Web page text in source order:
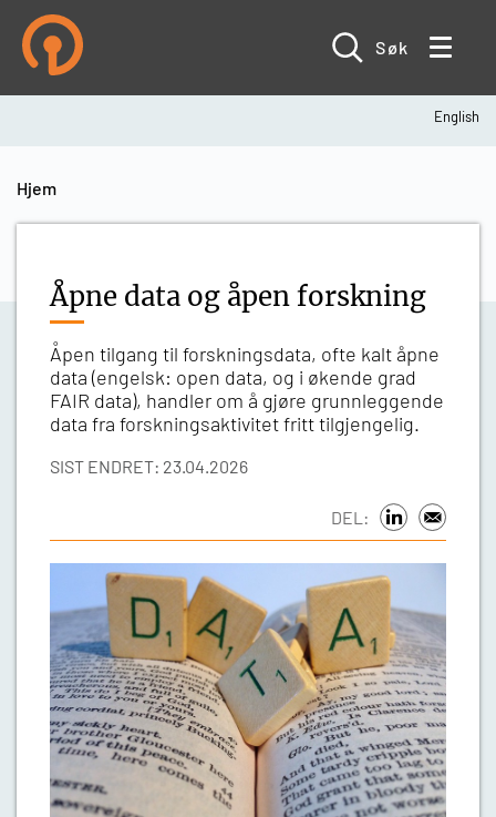
hovedinnhold
Søk
English
Navigasjonssti
Hjem
Åpne data og åpen forskning
Åpen tilgang til forskningsdata, ofte kalt åpne
data (engelsk: open data, og i økende grad
FAIR data), handler om å gjøre grunnleggende
data fra forskningsaktivitet fritt tilgjengelig.
SIST ENDRET: 23.04.2026
DEL: